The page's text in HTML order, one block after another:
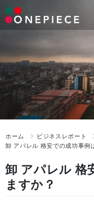
Skip
to
ホーム
ビジネスレポート
卸 アパレル 格安での成功事例
卸 アパレル 格
ますか？